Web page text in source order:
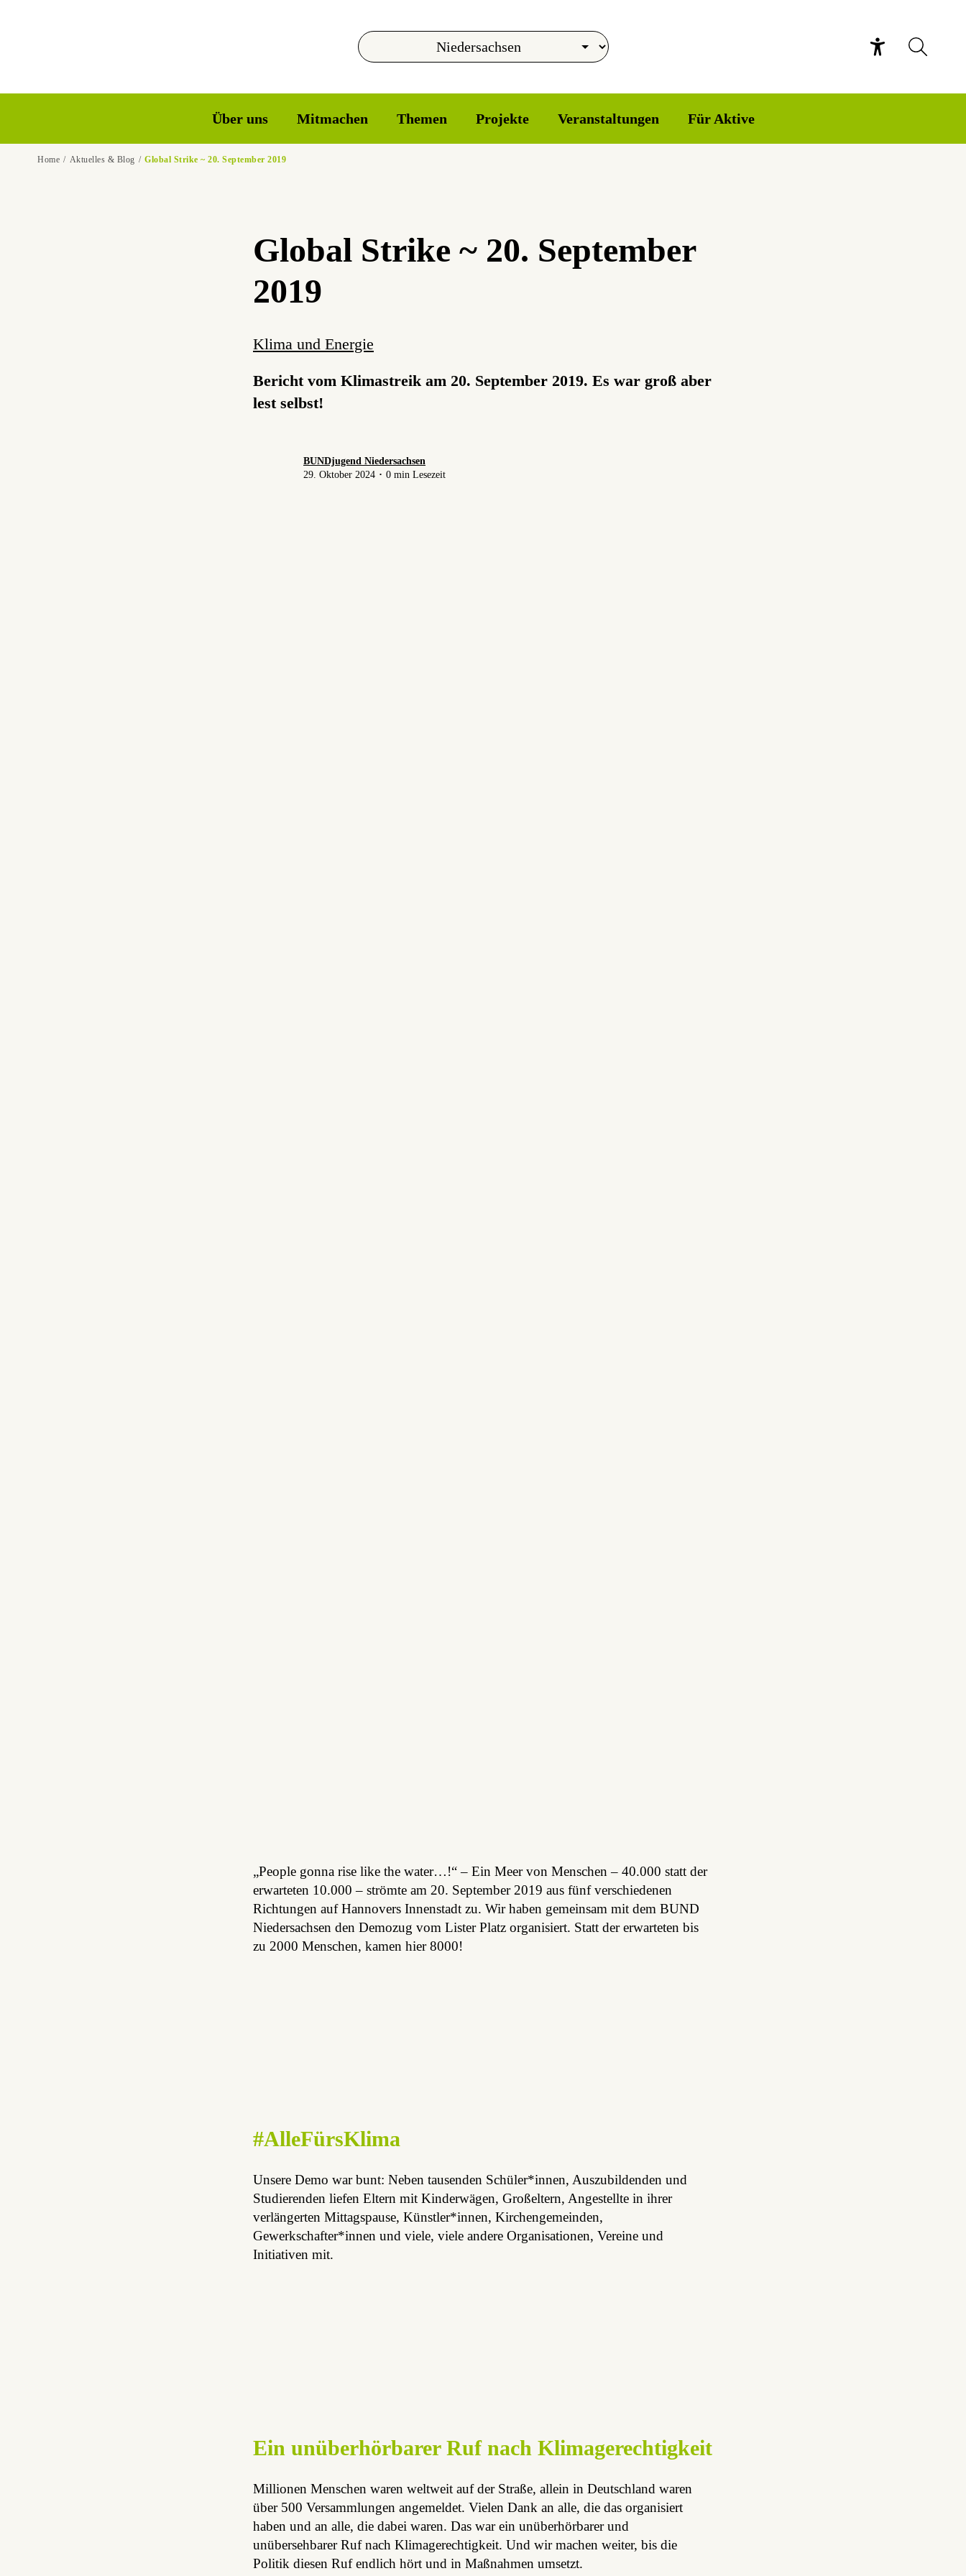
Über uns Mitmachen Themen Projekte Veranstaltungen Für Aktive
Home Aktuelles & Blog Global Strike ~ 20. September 2019
Global Strike ~ 20. September
2019
Klima und Energie
Bericht vom Klimastreik am 20. September 2019. Es war groß aber
lest selbst!
BUNDjugend Niedersachsen
29. Oktober 2024 ･ 0 min Lesezeit
„People gonna rise like the water…!“ – Ein Meer von Menschen – 40.000 statt der
erwarteten 10.000 – strömte am 20. September 2019 aus fünf verschiedenen
Richtungen auf Hannovers Innenstadt zu. Wir haben gemeinsam mit dem BUND
Niedersachsen den Demozug vom Lister Platz organisiert. Statt der erwarteten bis
zu 2000 Menschen, kamen hier 8000!
#AlleFürsKlima
Unsere Demo war bunt: Neben tausenden Schüler*innen, Auszubildenden und
Studierenden liefen Eltern mit Kinderwägen, Großeltern, Angestellte in ihrer
verlängerten Mittagspause, Künstler*innen, Kirchengemeinden,
Gewerkschafter*innen und viele, viele andere Organisationen, Vereine und
Initiativen mit.
Ein unüberhörbarer Ruf nach Klimagerechtigkeit
Millionen Menschen waren weltweit auf der Straße, allein in Deutschland waren
über 500 Versammlungen angemeldet. Vielen Dank an alle, die das organisiert
haben und an alle, die dabei waren. Das war ein unüberhörbarer und
unübersehbarer Ruf nach Klimagerechtigkeit. Und wir machen weiter, bis die
Politik diesen Ruf endlich hört und in Maßnahmen umsetzt.